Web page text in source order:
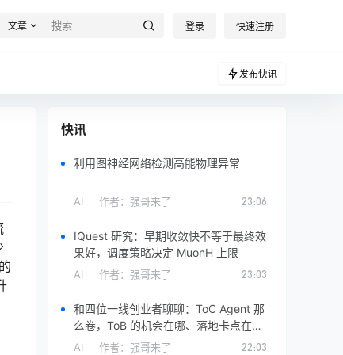
文章 登录 快速注册
发布快讯
快讯
利用图神经网络检测高能物理异常
AI 作者： 强哥来了 23:06
IQuest 研究：早期收敛快不等于最终效
果好，调度策略决定 MuonH 上限
AI 作者： 强哥来了 23:03
和四位一线创业者聊聊：ToC Agent 那
么卷，ToB 的机会在哪、落地卡点在
哪？
AI 作者： 强哥来了 22:03